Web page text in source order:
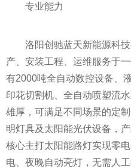
专业能力
洛阳创驰蓝天新能源科
产、安装工程、运维服务于
有2000吨全自动数控设备、
印花切割机、全自动喷塑流
雄厚，可满足不同场景的定
明灯具及太阳能光伏设备，
核心主打太阳能路灯实现零
电、夜晚自动亮灯，无需人